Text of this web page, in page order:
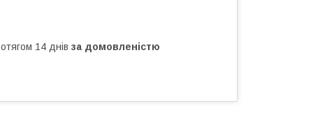
14 днів за домовленістю